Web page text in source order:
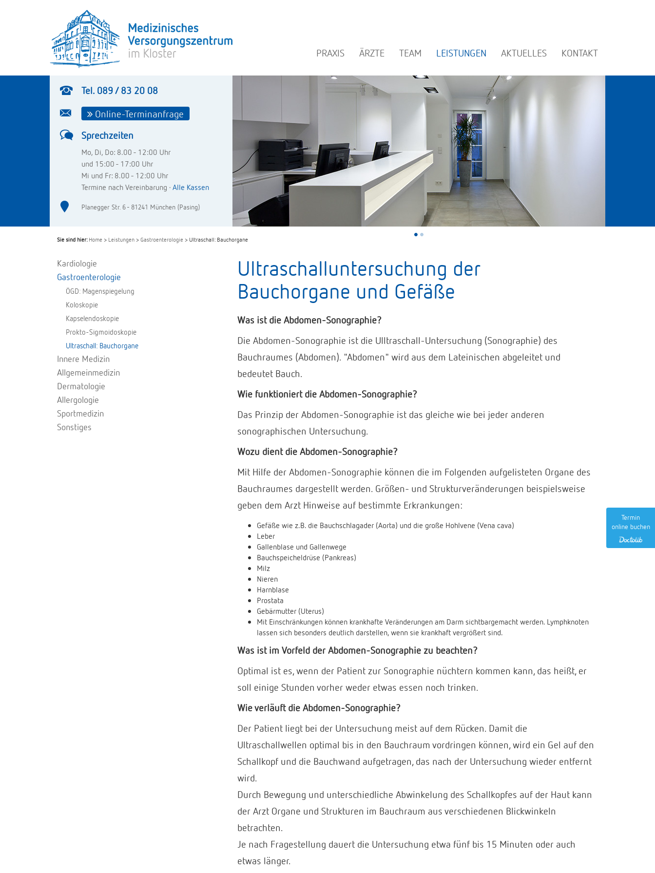
Termin
online buchen
PRAXIS ÄRZTE TEAM LEISTUNGEN AKTUELLES KONTAKT
Tel. 089 / 83 20 08
Online-Terminanfrage
Sprechzeiten
Mo, Di, Do: 8.00 - 12:00 Uhr
und 15:00 - 17:00 Uhr
Mi und Fr: 8.00 - 12:00 Uhr
Termine nach Vereinbarung ·Alle Kassen
Planegger Str. 6 - 81241 München (Pasing)
Sie sind hier:Home > Leistungen>Gastroenterologie > Ultraschall: Bauchorgane
Kardiologie
Gastroenterologie
ÖGD: Magenspiegelung
Koloskopie
Kapselendoskopie
Prokto-Sigmoidoskopie
Ultraschall: Bauchorgane
Innere Medizin
Allgemeinmedizin
Dermatologie
Allergologie
Sportmedizin
Sonstiges
Ultraschalluntersuchung der
Bauchorgane und Gefäße
Was ist die Abdomen-Sonographie?
Die Abdomen-Sonographie ist die Ulltraschall-Untersuchung (Sonographie) des
Bauchraumes (Abdomen). "Abdomen" wird aus dem Lateinischen abgeleitet und
bedeutet Bauch.
Wie funktioniert die Abdomen-Sonographie?
Das Prinzip der Abdomen-Sonographie ist das gleiche wie bei jeder anderen
sonographischen Untersuchung.
Wozu dient die Abdomen-Sonographie?
Mit Hilfe der Abdomen-Sonographie können die im Folgenden aufgelisteten Organe des
Bauchraumes dargestellt werden. Größen- und Strukturveränderungen beispielsweise
geben dem Arzt Hinweise auf bestimmte Erkrankungen:
Gefäße wie z.B. die Bauchschlagader (Aorta) und die große Hohlvene (Vena cava)
Leber
Gallenblase und Gallenwege
Bauchspeicheldrüse (Pankreas)
Milz
Nieren
Harnblase
Prostata
Gebärmutter (Uterus)
Mit Einschränkungen können krankhafte Veränderungen am Darm sichtbargemacht werden. Lymphknoten
lassen sich besonders deutlich darstellen, wenn sie krankhaft vergrößert sind.
Was ist im Vorfeld der Abdomen-Sonographie zu beachten?
Optimal ist es, wenn der Patient zur Sonographie nüchtern kommen kann, das heißt, er
soll einige Stunden vorher weder etwas essen noch trinken.
Wie verläuft die Abdomen-Sonographie?
Der Patient liegt bei der Untersuchung meist auf dem Rücken. Damit die
Ultraschallwellen optimal bis in den Bauchraum vordringen können, wird ein Gel auf den
Schallkopf und die Bauchwand aufgetragen, das nach der Untersuchung wieder entfernt
wird.
Durch Bewegung und unterschiedliche Abwinkelung des Schallkopfes auf der Haut kann
der Arzt Organe und Strukturen im Bauchraum aus verschiedenen Blickwinkeln
betrachten.
Je nach Fragestellung dauert die Untersuchung etwa fünf bis 15 Minuten oder auch
etwas länger.